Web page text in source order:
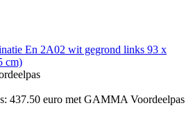
En 2A02 wit gegrond links 93 x
cm)
437.50 euro met GAMMA Voordeelpas